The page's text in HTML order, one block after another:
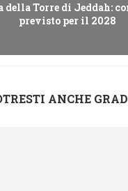
della Torre di Jeddah:
previsto per il 2028
ANCHE